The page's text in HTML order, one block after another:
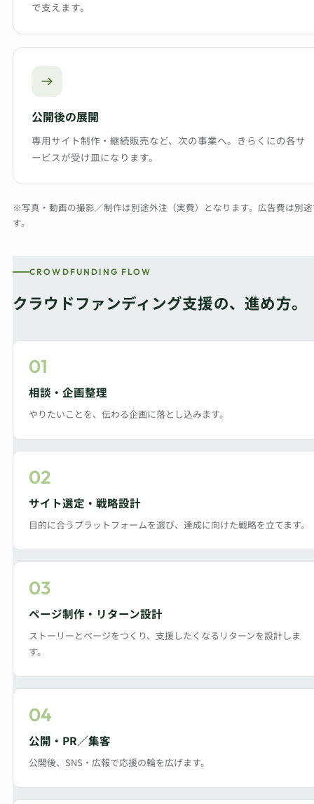
で支えます。
公開後の展開
専用サイト制作・継続販売など、次の事業へ。きらくにの各サ
ービスが受け皿になります。
※写真・動画の撮影／制作は別途外注（実費）となります。広告費は別
す。
CROWDFUNDING FLOW
クラウドファンディング支援の、進め方。
01
相談・企画整理
やりたいことを、伝わる企画に落とし込みます。
02
サイト選定・戦略設計
目的に合うプラットフォームを選び、達成に向けた戦略を立てます。
03
ページ制作・リターン設計
ストーリーとページをつくり、支援したくなるリターンを設計しま
す。
04
公開・PR／集客
公開後、SNS・広報で応援の輪を広げます。